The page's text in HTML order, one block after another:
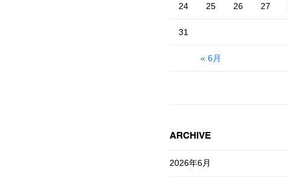
« 6月
24 25 26 27
31
ARCHIVE
2026年6月